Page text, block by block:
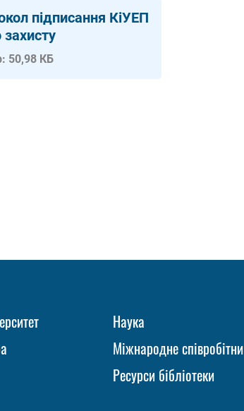
підписання КіУЕП
захисту
50,98 КБ
Наука
Міжнародне
Ресурси бібліотеки